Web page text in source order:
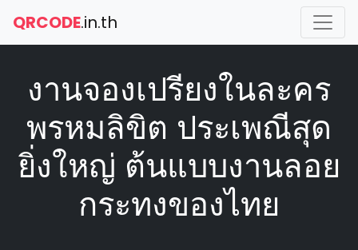
QRCODE.in.th
งานจองเปรียงในละคร
พรหมลิขิต ประเพณีสุด
ยิ่งใหญ่ ต้นแบบงานลอย
กระทงของไทย